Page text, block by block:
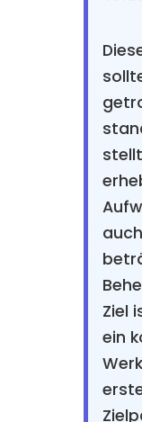
Ziel
ein